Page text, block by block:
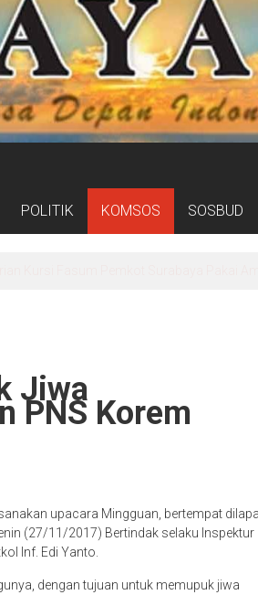
POLITIK KOMSOS SOSBUD
Jiwa
PNS Korem
upacara Mingguan, bertempat
(27/11/2017) Bertindak selaku Inspektur
Inf. Edi Yanto.
dengan tujuan untuk memupuk jiwa